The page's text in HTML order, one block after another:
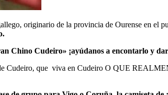
originario de la provincia de Ourense en el
Chino Cudeiro» ¡ayúdanos a encontarlo y
Cudeiro, que viva en Cudeiro O QUE